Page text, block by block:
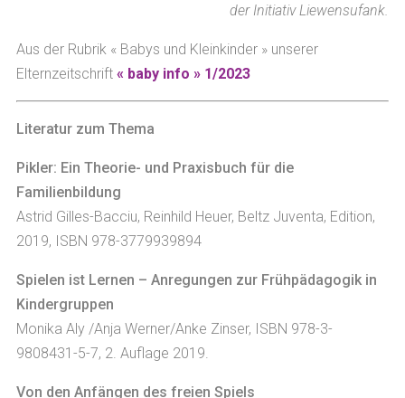
der Initiativ Liewensufank.
Aus der Rubrik « Babys und Kleinkinder » unserer
Elternzeitschrift « baby info » 1/2023
Literatur zum Thema
Pikler: Ein Theorie- und Praxisbuch für die
Familienbildung
Astrid Gilles-Bacciu, Reinhild Heuer, Beltz Juventa, Edition,
2019, ISBN 978-3779939894
Spielen ist Lernen – Anregungen zur Frühpädagogik in
Kindergruppen
Monika Aly /Anja Werner/Anke Zinser, ISBN 978-3-
9808431-5-7, 2. Auflage 2019.
Von den Anfängen des freien Spiels